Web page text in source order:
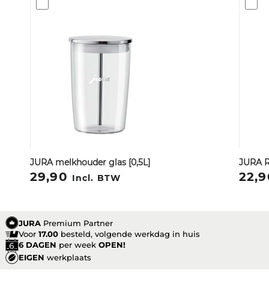
JURA melkhouder glas [0,5L]
29,90 Incl. BTW
JURA
JURA Premium Partner
Voor 17.00 besteld, volgende werkdag in huis
6 DAGEN per week OPEN!
EIGEN werkplaats